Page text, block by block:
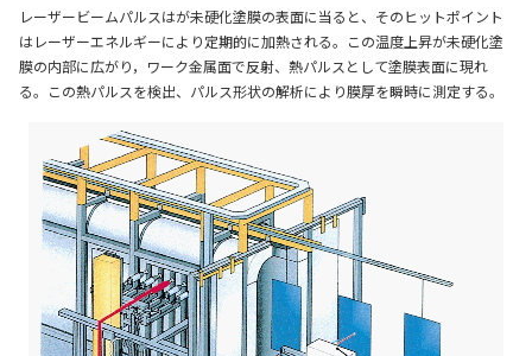
レーザービームパルスはが未硬化塗膜の表面に当ると、そのヒットポイント
はレーザーエネルギーにより定期的に加熱される。この温度上昇が未硬化塗
膜の内部に広がり，ワーク金属面で反射、熱パルスとして塗膜表面に現れ
る。この熱パルスを検出、パルス形状の解析により膜厚を瞬時に測定する。